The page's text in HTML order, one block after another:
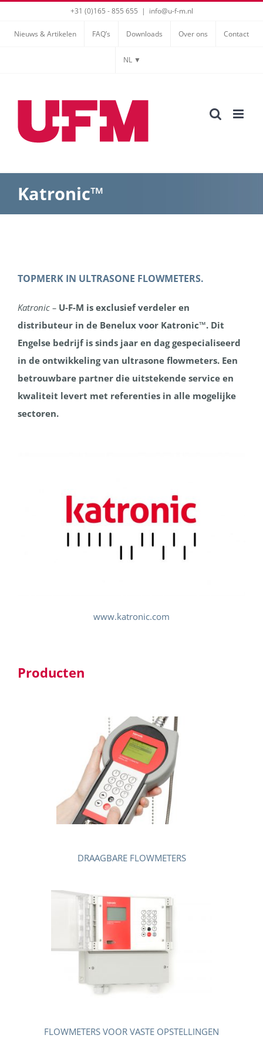
+31 (0)165 - 855 655 | info@u-f-m.nl
Nieuws & Artikelen FAQ’s Downloads Over ons Contact
NL ▼
Katronic™
TOPMERK IN ULTRASONE FLOWMETERS.
Katronic – U-F-M is exclusief verdeler en
distributeur in de Benelux voor Katronic™. Dit
Engelse bedrijf is sinds jaar en dag gespecialiseerd
in de ontwikkeling van ultrasone flowmeters. Een
betrouwbare partner die uitstekende service en
kwaliteit levert met referenties in alle mogelijke
sectoren.
www.katronic.com
Producten
DRAAGBARE FLOWMETERS
FLOWMETERS VOOR VASTE OPSTELLINGEN